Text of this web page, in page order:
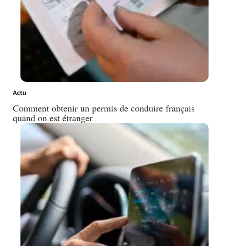
Actu
Comment obtenir un permis de conduire français
quand on est étranger